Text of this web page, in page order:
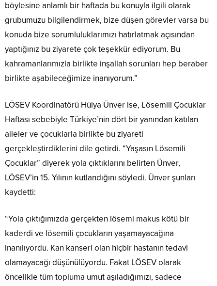
böylesine anlamlı bir haftada bu konuyla ilgili olarak
grubumuzu bilgilendirmek, bize düşen görevler varsa bu
konuda bize sorumluluklarımızı hatırlatmak açısından
yaptığınız bu ziyarete çok teşekkür ediyorum. Bu
kahramanlarımızla birlikte inşallah sorunları hep beraber
birlikte aşabileceğimize inanıyorum.”
LÖSEV Koordinatörü Hülya Ünver ise, Lösemili Çocuklar
Haftası sebebiyle Türkiye’nin dört bir yanından katılan
aileler ve çocuklarla birlikte bu ziyareti
gerçekleştirdiklerini dile getirdi. “Yaşasın Lösemili
Çocuklar” diyerek yola çıktıklarını belirten Ünver,
LÖSEV’in 15. Yılının kutlandığını söyledi. Ünver şunları
kaydetti:
“Yola çıktığımızda gerçekten lösemi makus kötü bir
kaderdi ve lösemili çocukların yaşamayacağına
inanılıyordu. Kan kanseri olan hiçbir hastanın tedavi
olamayacağı düşünülüyordu. Fakat LÖSEV olarak
öncelikle tüm topluma umut aşıladığımızı, sadece